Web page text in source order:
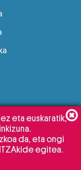
eta euskaratik,
da, eta ongi
egitea.